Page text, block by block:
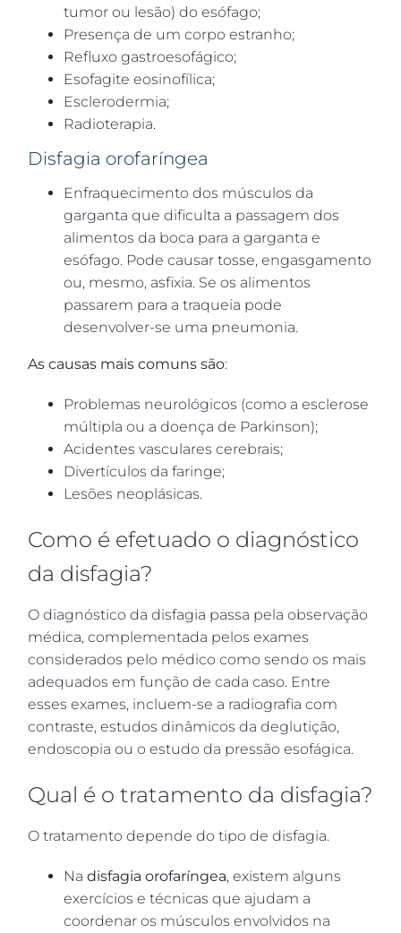
tumor ou lesão) do esófago;
Presença de um corpo estranho;
Refluxo gastroesofágico;
Esofagite eosinofílica;
Esclerodermia;
Radioterapia.
Disfagia orofaríngea
Enfraquecimento dos músculos da
garganta que dificulta a passagem dos
alimentos da boca para a garganta e
esófago. Pode causar tosse, engasgamento
ou, mesmo, asfixia. Se os alimentos
passarem para a traqueia pode
desenvolver-se uma pneumonia.
As causas mais comuns são:
Problemas neurológicos (como a esclerose
múltipla ou a doença de Parkinson);
Acidentes vasculares cerebrais;
Divertículos da faringe;
Lesões neoplásicas.
Como é efetuado o diagnóstico
da disfagia?
O diagnóstico da disfagia passa pela observação
médica, complementada pelos exames
considerados pelo médico como sendo os mais
adequados em função de cada caso. Entre
esses exames, incluem-se a radiografia com
contraste, estudos dinâmicos da deglutição,
endoscopia ou o estudo da pressão esofágica.
Qual é o tratamento da disfagia?
O tratamento depende do tipo de disfagia.
Nadisfagia orofaríngea, existem alguns
exercícios e técnicas que ajudam a
coordenar os músculos envolvidos na